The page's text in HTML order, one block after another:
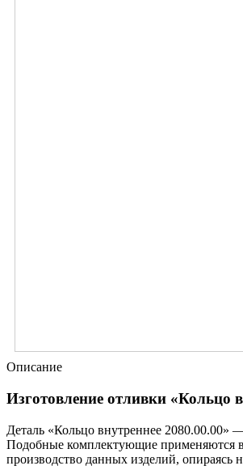
Описание
Изготовление отливки «Кольцо
Деталь «Кольцо внутреннее 2080.00.00»
Подобные комплектующие применяются
производство данных изделий, опираясь